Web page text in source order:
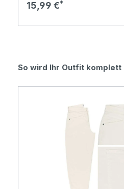
Regulärer Preis:
15,99 €
Produktgalerie überspringen
So wird Ihr Outfit komplett